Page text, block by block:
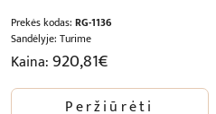
Prekės kodas: RG-1136
Sandėlyje: Turime
Kaina:920,81€
Peržiūrėti